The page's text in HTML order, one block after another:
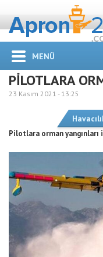
MENÜ
PİLOTLARA
23 Kasım 2021 - 13:25
Pilotlara orman